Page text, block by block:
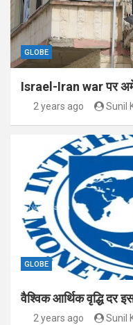
GLOBE
Israel-Iran war पर
2 years ago Sunil
GLOBE
वैश्विक आर्थिक वृद्धि दर
2 years ago Sunil